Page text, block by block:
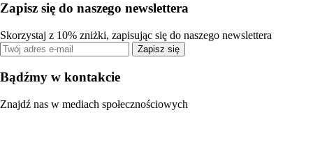
Zapisz się do naszego newslettera
Skorzystaj z 10% zniżki, zapisując się do naszego newslettera
Zapisz się
Bądźmy w kontakcie
Znajdź nas w mediach społecznościowych